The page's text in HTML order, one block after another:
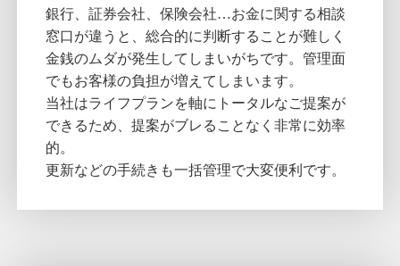
銀行、証券会社、保険会社…お金に関する相談
窓口が違うと、総合的に判断することが難しく
金銭のムダが発生してしまいがちです。管理面
でもお客様の負担が増えてしまいます。
当社はライフプランを軸にトータルなご提案が
できるため、提案がブレることなく非常に効率
的。
更新などの手続きも一括管理で大変便利です。